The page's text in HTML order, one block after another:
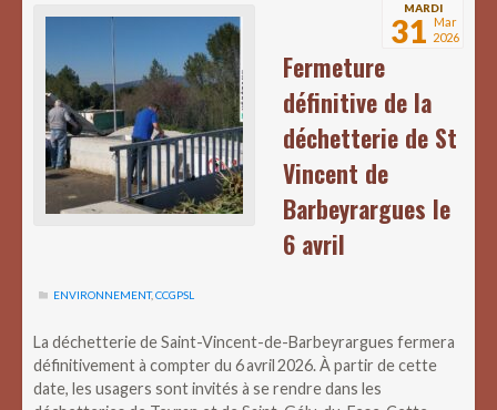
MARDI
31 Mar
2026
Fermeture
définitive de la
déchetterie de St
Vincent de
Barbeyrargues le
6 avril
ENVIRONNEMENT,CCGPSL
La déchetterie de Saint-Vincent-de-Barbeyrargues fermera
définitivement à compter du 6 avril 2026. À partir de cette
date, les usagers sont invités à se rendre dans les